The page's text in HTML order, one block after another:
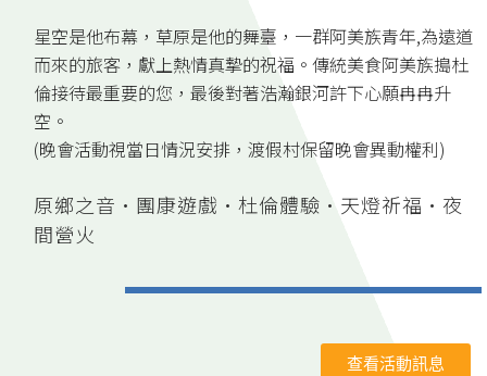
星空是他布幕，草原是他的舞臺，一群阿美族青年,為遠道
而來的旅客，獻上熱情真摯的祝福。傳統美食阿美族搗杜
倫接待最重要的您，最後對著浩瀚銀河許下心願冉冉升
空。
(晚會活動視當日情況安排，渡假村保留晚會異動權利)
原鄉之音·團康遊戲·杜倫體驗·天燈祈福·夜
間營火
查看活動訊息